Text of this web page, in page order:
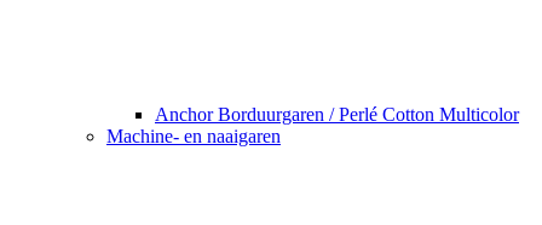
Anchor Borduurgaren / Perlé Cotton Multicolor
Machine- en naaigaren